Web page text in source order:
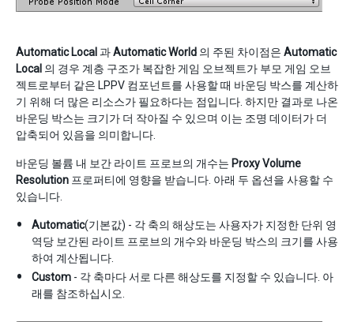
Automatic Local 과Automatic World 의 주된 차이점은 Automatic
Local 의 경우 계층 구조가 복잡한 게임 오브젝트가 부모 게임 오브
젝트로부터 같은 LPPV 컴포넌트를 사용할 때 바운딩 박스를 계산하
기 위해 더 많은 리소스가 필요하다는 점입니다. 하지만 결과로 나온
바운딩 박스는 크기가 더 작아질 수 있으며 이는 조명 데이터가 더
압축되어 있음을 의미합니다.
바운딩 볼륨 내 보간 라이트 프로브의 개수는 Proxy Volume
Resolution 프로퍼티에 영향을 받습니다. 아래 두 옵션을 사용할 수
있습니다.
Automatic(기본값) - 각 축의 해상도는 사용자가 지정한 단위 영
역당 보간된 라이트 프로브의 개수와 바운딩 박스의 크기를 사용
하여 계산됩니다.
Custom - 각 축마다 서로 다른 해상도를 지정할 수 있습니다. 아
래를 참조하십시오.